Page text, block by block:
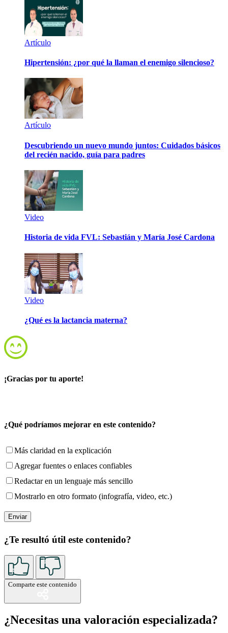
Artículo
Hipertensión: ¿por qué la llaman el enemigo silencioso?
Artículo
Descubriendo un nuevo mundo juntos: Cuidados básicos
del recién nacido, guía para padres
Video
Historia de vida FVL: Sebastián y María José Cardona
Video
¿Qué es la lactancia materna?
¡Gracias por tu aporte!
¿Qué podríamos mejorar en este contenido?
Más claridad en la explicación
Agregar fuentes o enlaces confiables
Redactar en un lenguaje más sencillo
Mostrarlo en otro formato (infografía, video, etc.)
¿Te resultó útil este contenido?
Comparte este contenido
¿Necesitas una valoración especializada?